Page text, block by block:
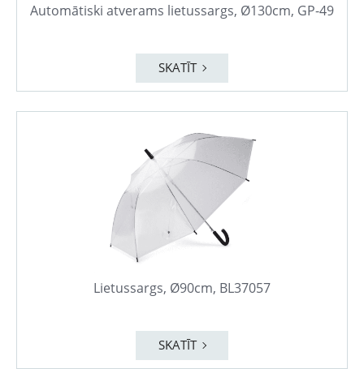
Automātiski atverams lietussargs, Ø130cm, GP-49
SKATĪT
Lietussargs, Ø90cm, BL37057
SKATĪT